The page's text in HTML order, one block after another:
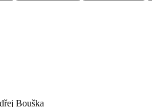
Bouška